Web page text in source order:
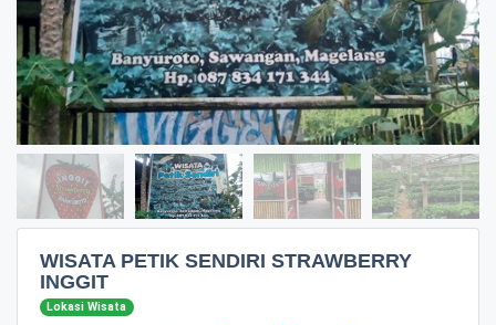
WISATA PETIK SENDIRI STRAWBERRY
INGGIT
Lokasi Wisata